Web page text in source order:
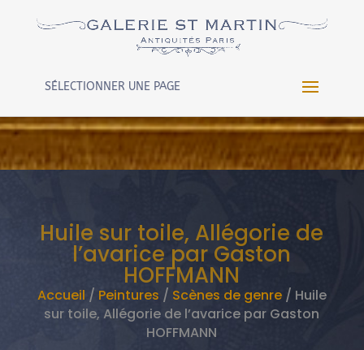
Warning: Constant WP_CRON_LOCK_TIMEOUT already
/htdocs/wp-config.phpon line
SÉLECTIONNER UNE PAGE
Huile sur toile, Allégorie de
l’avarice par Gaston
HOFFMANN
Accueil / Peintures / Scènes de genre/ Huile
sur toile, Allégorie de l’avarice par Gaston
HOFFMANN